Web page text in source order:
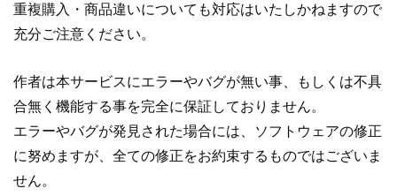
重複購入・商品違いについても対応はいたしかねますので
充分ご注意ください。
作者は本サービスにエラーやバグが無い事、もしくは不具
合無く機能する事を完全に保証しておりません。
エラーやバグが発見された場合には、ソフトウェアの修正
に努めますが、全ての修正をお約束するものではございま
せん。